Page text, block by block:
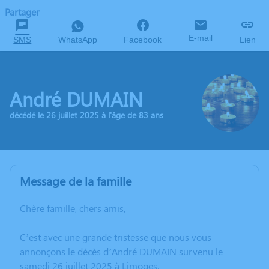
Partager
SMS WhatsApp Facebook E-mail Lien
André DUMAIN
décédé le 26 juillet 2025 à l'âge de 83 ans
Message de la famille
Chère famille, chers amis,
C’est avec une grande tristesse que nous vous
annonçons le décès d’André DUMAIN survenu le
samedi 26 juillet 2025 à Limoges.